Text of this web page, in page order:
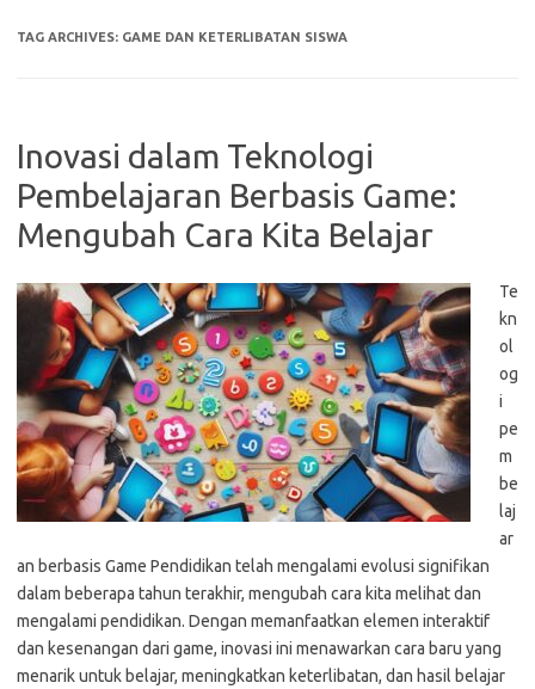
TAG ARCHIVES: GAME DAN KETERLIBATAN SISWA
Inovasi dalam Teknologi
Pembelajaran Berbasis Game:
Mengubah Cara Kita Belajar
Te
kn
ol
og
i
pe
m
be
laj
ar
an berbasis Game Pendidikan telah mengalami evolusi signifikan
dalam beberapa tahun terakhir, mengubah cara kita melihat dan
mengalami pendidikan. Dengan memanfaatkan elemen interaktif
dan kesenangan dari game, inovasi ini menawarkan cara baru yang
menarik untuk belajar, meningkatkan keterlibatan, dan hasil belajar